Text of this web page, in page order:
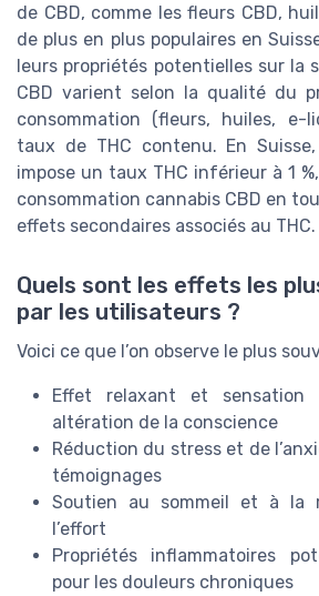
de CBD, comme les fleurs CBD,
de plus en plus populaires en
leurs propriétés potentielles sur la
CBD varient selon la qualité du
consommation (fleurs, huiles,
taux de THC contenu. En
impose un taux THC inférieur à 1
consommation cannabis CBD en
effets secondaires associés au THC.
Quels sont les effets les
par les utilisateurs ?
Voici ce que l’on observe le plus
Effet relaxant et sensation
altération de la conscience
Réduction du stress et de
témoignages
Soutien au sommeil et à la
l’effort
Propriétés inflammatoires
pour les douleurs chroniques